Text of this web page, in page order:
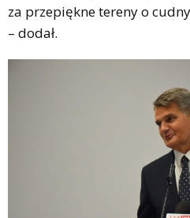
za przepiękne tereny o
– dodał.